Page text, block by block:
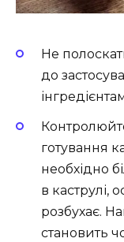
Не
до
готування
необхідно
в каструлі,
розбухає.
становить